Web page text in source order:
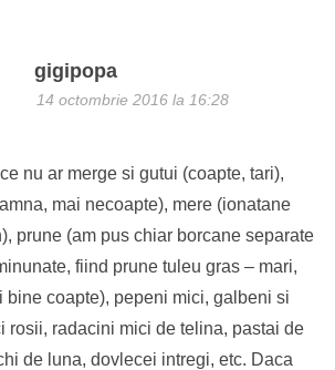
gigipopa
14 octombrie 2016 la 16:28
nu ar merge si gutui (coapte, tari),
mai necoapte), mere (ionatane
prune (am pus chiar borcane separate
fiind prune tuleu gras – mari,
bine coapte), pepeni mici, galbeni si
rosii, radacini mici de telina, pastai de
de luna, dovlecei intregi, etc. Daca